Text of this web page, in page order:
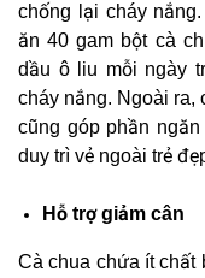
chống lại cháy
ăn 40 gam bột cà
dầu ô liu mỗi ngày
cháy nắng. Ngoài ra,
cũng góp phần
duy trì vẻ ngoài trẻ
Hỗ trợ giảm cân
Cà chua chứa ít chất